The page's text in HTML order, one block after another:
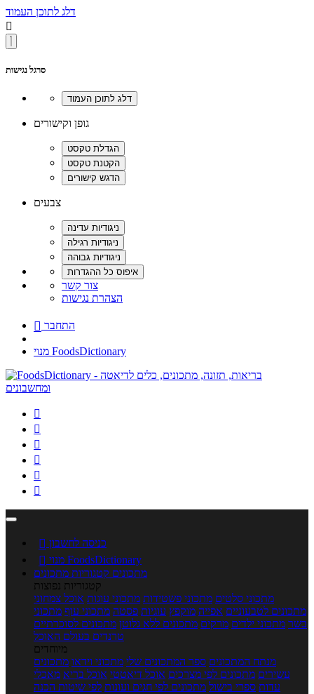
דלג לתוכן העמוד

סרגל נגישות
גופן וקישורים
צבעים
צור קשר
הצהרת נגישות
 התחבר
מנוי FoodsDictionary






 כניסה לחשבון

מנוי FoodsDictionary
מתכונים קטגוריות מתכונים
קטגוריות נפוצות
מתכוני סלטים מתכוני פשטידות מתכוני עוגות אוכל צמחוני
מתכונים לטבעוניים אפייה מוקפץ עוגיות פסטה מתכוני עוף מתכוני
בשר מתכוני ילדים מרקים מתכונים ללא גלוטן מתכונים לסוכרתיים
טרנדים בעולם האוכל
מיוחדים
מנתח המתכונים ספר המתכונים שלי מתכוני וידאו מתכונים
עשירים מתכונים לפי מצרכים אוכל דיאטטי אוכל בריא מאכלי
עדות ספרי בישול מתכונים לפי חגים ועונות לפי שיטות הכנה